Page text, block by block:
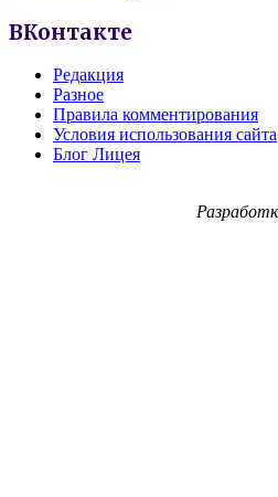
ВКонтакте
Редакция
Разное
Правила комментирования
Условия использования сайта
Блог Лицея